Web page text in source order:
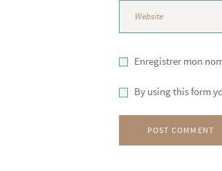
Enregistrer mon
By using this form